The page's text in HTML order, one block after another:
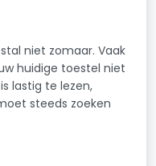
niet zomaar. Vaak
huidige toestel niet
lastig te lezen,
steeds zoeken